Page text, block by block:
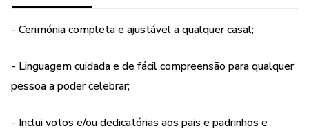
- Cerimónia completa e ajustável a qualquer casal;
- Linguagem cuidada e de fácil compreensão para qualquer
pessoa a poder celebrar;
- Inclui votos e/ou dedicatórias aos pais e padrinhos e